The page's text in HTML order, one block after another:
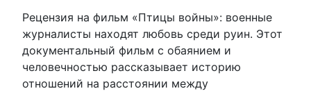
Рецензия на фильм «Птицы войны»: военные
журналисты находят любовь среди руин. Этот
документальный фильм с обаянием и
человечностью рассказывает историю
отношений на расстоянии между